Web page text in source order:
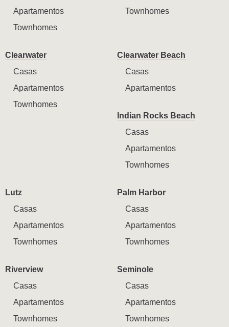
Apartamentos
Townhomes
Townhomes
Clearwater
Casas
Apartamentos
Townhomes
Clearwater Beach
Casas
Apartamentos
Indian Rocks Beach
Casas
Apartamentos
Townhomes
Lutz
Casas
Apartamentos
Townhomes
Palm Harbor
Casas
Apartamentos
Townhomes
Riverview
Casas
Apartamentos
Townhomes
Seminole
Casas
Apartamentos
Townhomes